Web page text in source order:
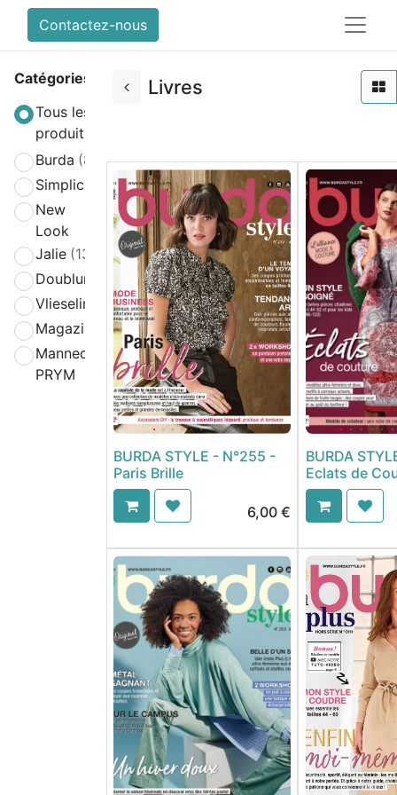
Contactez-nous
Catégories
Tous les
produits
Burda (808)
Simplicity
(580)
New
Look
(270)
Jalie (139)
Doublure
Vlieseline
(64)
Magazines
(19)
Mannequin
PRYM
(4)
Livres
BURDA STYLE - N°255 -
Paris Brille
6,00€
BURDA
Eclats de